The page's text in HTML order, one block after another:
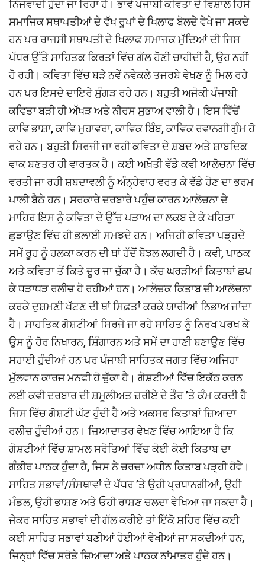
ਨਿੱਜਵਾਦੀ ਹੁੰਦਾ ਜਾ ਰਿਹਾ ਹੈ। ਭਾਵੇਂ ਪੰਜਾਬੀ ਕਵਿਤਾ ਦੇ ਵਿਸ਼ਾਲ ਹਿੱਸੇ
ਸਮਾਜਿਕ ਸਥਾਪਤੀਆਂ ਦੇ ਵੱਖ ਰੂਪਾਂ ਦੇ ਖਿਲਾਫ ਬੋਲਦੇ ਵੇਖੇ ਜਾ ਸਕਦੇ
ਹਨ ਪਰ ਰਾਜਸੀ ਸਥਾਪਤੀ ਦੇ ਖਿਲਾਫ ਸਮਾਜਕ ਮੁੱਦਿਆਂ ਦੀ ਜਿਸ
ਪੱਧਰ ਉੱਤੇ ਸਾਹਿਤਕ ਕਿਰਤਾਂ ਵਿੱਚ ਗੱਲ ਹੋਣੀ ਚਾਹੀਦੀ ਹੈ, ਉਹ ਨਹੀਂ
ਹੋ ਰਹੀ। ਕਵਿਤਾ ਵਿੱਚ ਬੜੇ ਨਵੇਂ ਨਵੇਕਲੇ ਤਜਰਬੇ ਵੇਖਣ ਨੂੰ ਮਿਲ ਰਹੇ
ਹਨ ਪਰ ਇਸਦੇ ਦਾਇਰੇ ਸੁੰਗੜ ਰਹੇ ਹਨ। ਬਹੁਤੀ ਅਜੋਕੀ ਪੰਜਾਬੀ
ਕਵਿਤਾ ਬੜੀ ਹੀ ਅੱਖੜ ਅਤੇ ਨੀਰਸ ਸੁਭਾਅ ਵਾਲੀ ਹੈ। ਇਸ ਵਿੱਚੋਂ
ਕਾਵਿ ਭਾਸ਼ਾ, ਕਾਵਿ ਮੁਹਾਵਰਾ, ਕਾਵਿਕ ਬਿੰਬ, ਕਾਵਿਕ ਰਵਾਨਗੀ ਗੁੰਮ ਹੋ
ਰਹੇ ਹਨ। ਬਹੁਤੀ ਸਿਰਜੀ ਜਾ ਰਹੀ ਕਵਿਤਾ ਦੇ ਸ਼ਬਦ ਅਤੇ ਸ਼ਾਬਦਿਕ
ਵਾਕ ਬਣਤਰ ਹੀ ਵਾਰਤਕ ਹੈ। ਕਈ ਅਖ਼ੌਤੀ ਵੱਡੇ ਕਵੀ ਆਲੋਚਨਾ ਵਿੱਚ
ਵਰਤੀ ਜਾ ਰਹੀ ਸ਼ਬਦਾਵਲੀ ਨੂੰ ਅੰਨ੍ਹੇਵਾਹ ਵਰਤ ਕੇ ਵੱਡੇ ਹੋਣ ਦਾ ਭਰਮ
ਪਾਲੀ ਬੈਠੇ ਹਨ। ਸਰਕਾਰੇ ਦਰਬਾਰੇ ਪਹੁੰਚ ਕਾਰਨ ਆਲੋਚਨਾ ਦੇ
ਮਾਹਿਰ ਇਸ ਨੂੰ ਕਵਿਤਾ ਦੇ ਉੱਚ ਪੜਾਅ ਦਾ ਲਕਬ ਦੇ ਕੇ ਖਹਿੜਾ
ਛੁੜਾਉਣ ਵਿੱਚ ਹੀ ਭਲਾਈ ਸਮਝਦੇ ਹਨ। ਅਜਿਹੀ ਕਵਿਤਾ ਪੜ੍ਹਦੇ
ਸਮੇਂ ਰੂਹ ਨੂੰ ਹਲਕਾ ਕਰਨ ਦੀ ਥਾਂ ਹੱਦੋਂ ਬੋਝਲ ਲਗਦੀ ਹੈ। ਕਵੀ, ਪਾਠਕ
ਅਤੇ ਕਵਿਤਾ ਤੋਂ ਕਿਤੇ ਦੂਰ ਜਾ ਚੁੱਕਾ ਹੈ। ਕੱਚ ਘਰੜੀਆਂ ਕਿਤਾਬਾਂ ਛਪ
ਕੇ ਧੜਾਧੜ ਰਲੀਜ਼ ਹੋ ਰਹੀਆਂ ਹਨ। ਆਲੋਚਕ ਕਿਤਾਬ ਦੀ ਆਲੋਚਨਾ
ਕਰਕੇ ਦੁਸ਼ਮਣੀ ਖੱਟਣ ਦੀ ਥਾਂ ਸਿਫ਼ਤਾਂ ਕਰਕੇ ਯਾਰੀਆਂ ਨਿਭਾਅ ਜਾਂਦਾ
ਹੈ। ਸਾਹਤਿਕ ਗੋਸ਼ਟੀਆਂ ਸਿਰਜੇ ਜਾ ਰਹੇ ਸਾਹਿਤ ਨੂੰ ਨਿਰਖ ਪਰਖ ਕੇ
ਉਸ ਨੂੰ ਹੋਰ ਨਿਖਾਰਨ, ਸ਼ਿੰਗਾਰਨ ਅਤੇ ਸਮੇਂ ਦਾ ਹਾਣੀ ਬਣਾਉਣ ਵਿੱਚ
ਸਹਾਈ ਹੁੰਦੀਆਂ ਹਨ ਪਰ ਪੰਜਾਬੀ ਸਾਹਿਤਕ ਜਗਤ ਵਿੱਚ ਅਜਿਹਾ
ਮੁੱਲਵਾਨ ਕਾਰਜ ਮਨਫੀ ਹੋ ਚੁੱਕਾ ਹੈ। ਗੋਸ਼ਟੀਆਂ ਵਿੱਚ ਇਕੱਠ ਕਰਨ
ਲਈ ਕਵੀ ਦਰਬਾਰ ਦੀ ਸ਼ਮੂਲੀਅਤ ਜ਼ਰੀਏ ਦੇ ਤੌਰ ’ਤੇ ਕੰਮ ਕਰਦੀ ਹੈ
ਜਿਸ ਵਿੱਚ ਗੋਸ਼ਟੀ ਘੱਟ ਹੁੰਦੀ ਹੈ ਅਤੇ ਅਕਸਰ ਕਿਤਾਬਾਂ ਜ਼ਿਆਦਾ
ਰਲੀਜ਼ ਹੁੰਦੀਆਂ ਹਨ। ਜ਼ਿਆਦਾਤਰ ਵੇਖਣ ਵਿੱਚ ਆਇਆ ਹੈ ਕਿ
ਗੋਸ਼ਟੀਆਂ ਵਿੱਚ ਸ਼ਾਮਲ ਸਰੋਤਿਆਂ ਵਿੱਚ ਕੋਈ ਕੋਈ ਕਿਤਾਬ ਦਾ
ਗੰਭੀਰ ਪਾਠਕ ਹੁੰਦਾ ਹੈ, ਜਿਸ ਨੇ ਚਰਚਾ ਅਧੀਨ ਕਿਤਾਬ ਪੜ੍ਹੀ ਹੋਵੇ।
ਸਾਹਿਤ ਸਭਾਵਾਂ/ਸੰਸਥਾਵਾਂ ਦੇ ਪੱਧਰ ’ਤੇ ਉਹੀ ਪ੍ਰਧਾਨਗੀਆਂ, ਉਹੀ
ਮੰਡਲ, ਉਹੀ ਭਾਸ਼ਣ ਅਤੇ ਓਹੀ ਰਾਸ਼ਣ ਚਲਦਾ ਵੇਖਿਆ ਜਾ ਸਕਦਾ ਹੈ।
ਜੇਕਰ ਸਾਹਿਤ ਸਭਾਵਾਂ ਦੀ ਗੱਲ ਕਰੀਏ ਤਾਂ ਇੱਕੋ ਸ਼ਹਿਰ ਵਿੱਚ ਕਈ
ਕਈ ਸਾਹਿਤ ਸਭਾਵਾਂ ਬਣੀਆਂ ਹੋਈਆਂ ਵੇਖੀਆਂ ਜਾ ਸਕਦੀਆਂ ਹਨ,
ਜਿਨ੍ਹਾਂ ਵਿੱਚ ਸਰੋਤੇ ਜ਼ਿਆਦਾ ਅਤੇ ਪਾਠਕ ਨਾਂਮਾਤਰ ਹੁੰਦੇ ਹਨ।